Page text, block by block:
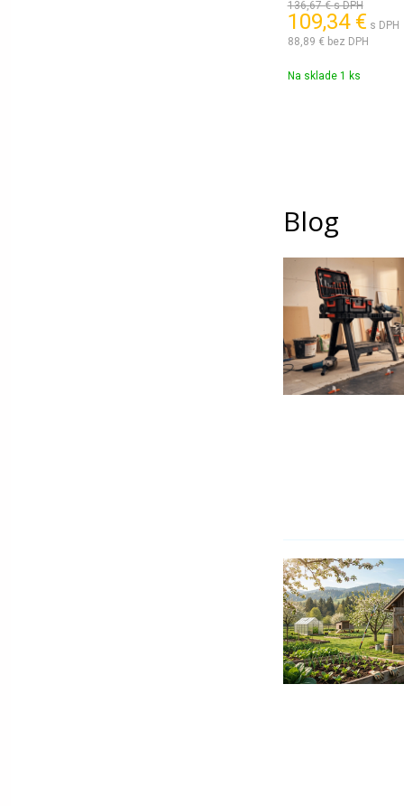
136,67 €s DPH
109,34 € s DPH
88,89 € bez DPH
Na sklade 1 ks
Blog